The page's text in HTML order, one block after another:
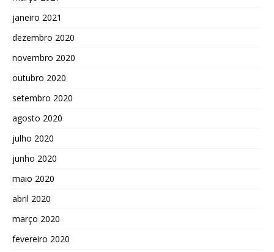
janeiro 2021
dezembro 2020
novembro 2020
outubro 2020
setembro 2020
agosto 2020
julho 2020
junho 2020
maio 2020
abril 2020
março 2020
fevereiro 2020